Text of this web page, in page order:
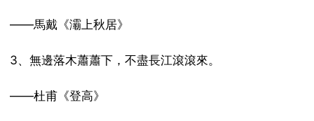
——馬戴《灞上秋居》
3、無邊落木蕭蕭下，不盡長江滾滾來。
——杜甫《登高》